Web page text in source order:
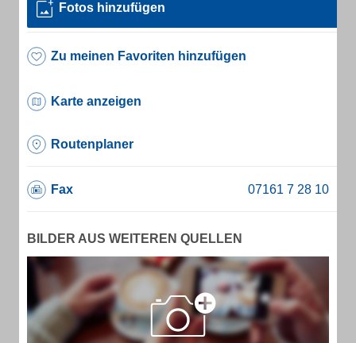
Fotos hinzufügen
Zu meinen Favoriten hinzufügen
Karte anzeigen
Routenplaner
Fax
BILDER AUS WEITEREN QUELLEN